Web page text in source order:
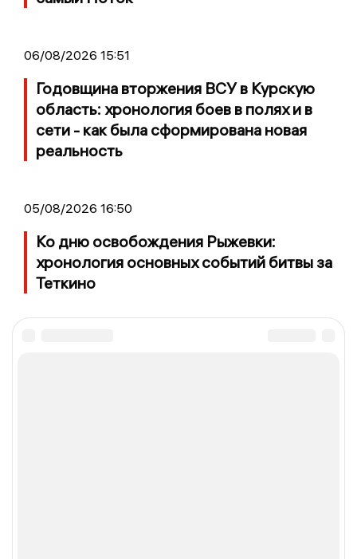
06/08/2026 15:51
Годовщина вторжения ВСУ в Курскую
область: хронология боев в полях и в
сети - как была сформирована новая
реальность
05/08/2026 16:50
Ко дню освобождения Рыжевки:
хронология основных событий битвы за
Теткино